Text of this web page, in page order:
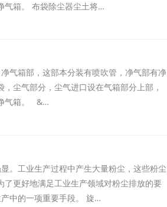
气箱。 布袋除尘器尘土将…
气箱部，这部本分装有喷吹管，净气部有净
尘气部分，尘气进口设在气箱部分上部，
气箱。 &…
。工业生产过程中产生大量粉尘，这些粉尘
更好地满足工业生产领域对粉尘排放的要
中的一项重要手段。 旋…